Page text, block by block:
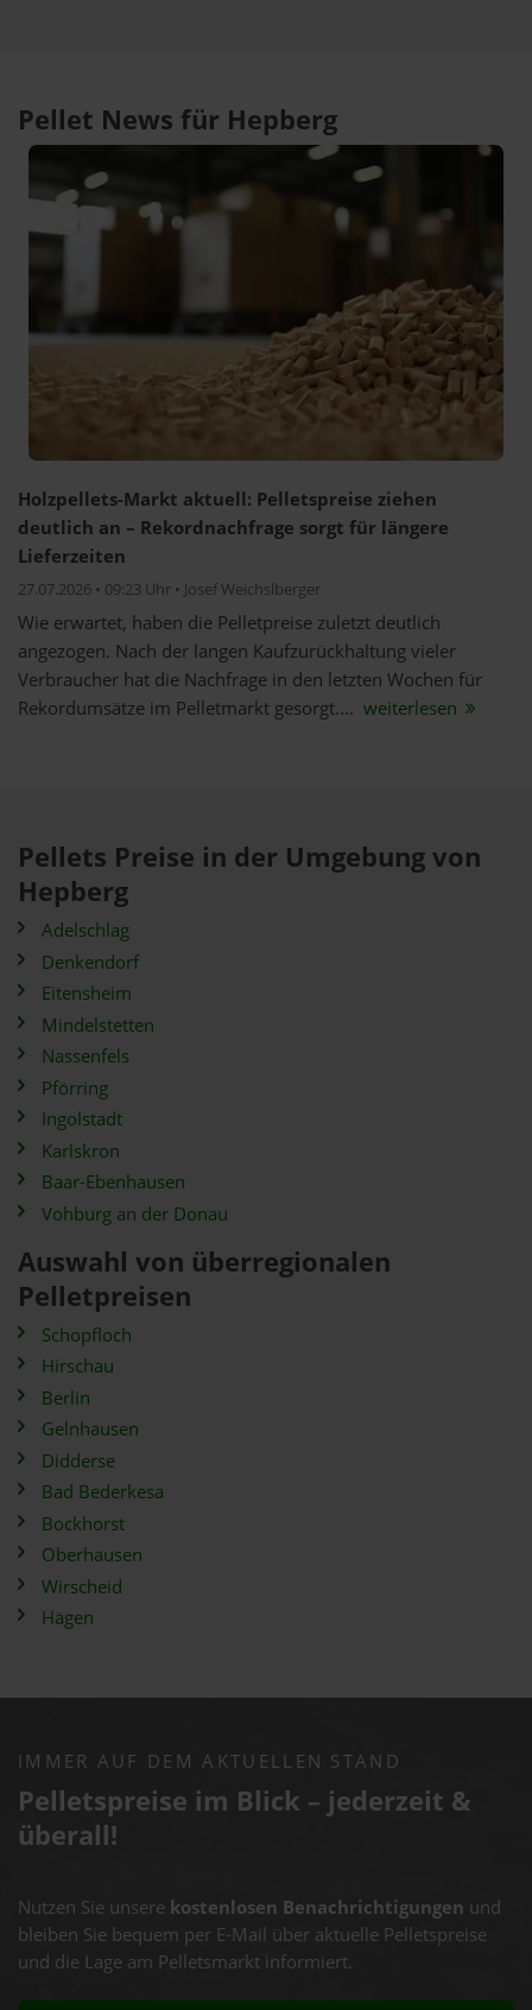
Pellet News für Hepberg
Holzpellets-Markt aktuell: Pelletspreise ziehen
deutlich an – Rekordnachfrage sorgt für längere
Lieferzeiten
27.07.2026 • 09:23 Uhr • Josef Weichslberger
Wie erwartet, haben die Pelletpreise zuletzt deutlich
angezogen. Nach der langen Kaufzurückhaltung vieler
Verbraucher hat die Nachfrage in den letzten Wochen für
Rekordumsätze im Pelletmarkt gesorgt.... weiterlesen
Pellets Preise in der Umgebung von
Hepberg
Adelschlag
Denkendorf
Eitensheim
Mindelstetten
Nassenfels
Pförring
Ingolstadt
Karlskron
Baar-Ebenhausen
Vohburg an der Donau
Auswahl von überregionalen
Pelletpreisen
Schopfloch
Hirschau
Berlin
Gelnhausen
Didderse
Bad Bederkesa
Bockhorst
Oberhausen
Wirscheid
Hägen
IMMER AUF DEM AKTUELLEN STAND
Pelletspreise im Blick – jederzeit &
überall!
Nutzen Sie unsere kostenlosen Benachrichtigungen und
bleiben Sie bequem per E-Mail über aktuelle Pelletspreise
und die Lage am Pelletsmarkt informiert.